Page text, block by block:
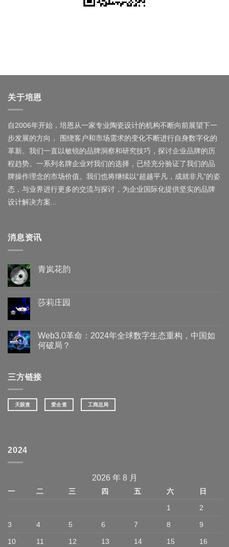
关于培恩
自2006年开始，培恩从一家专业陶瓷设计的机构不断向前展望下一
步发展的方向， 围绕客户和市场需求的变化不断进行自身数字化的
革新。我们一直以敏锐的品牌洞察和研究技巧，探讨企业品牌的历
程趋势。一系列名牌企业对我们的选择，已经充分验证了我们的品
牌操作理念的市场价值。我们也将继续以“超越平凡，成就非凡”的姿
态，与业界进行更多的交流与探讨，为企业国际化提供坚实的品牌
设计解决方案...
消息资讯
青岚花韵
莎莉庄园
Web3.0革命：2024年全球数字生态重构，中国如
何破局？
三方链接
天眼查 爱企查 工商总局
2024
2026 年 8 月
一 二 三 四 五 六
日
1
2
3 4 5 6 7 8 9
10 11 12 13 14 15 16